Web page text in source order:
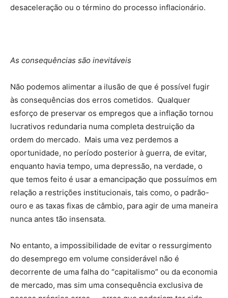
desaceleração ou o término do processo inflacionário.
As consequências são inevitáveis
Não podemos alimentar a ilusão de que é possível fugir
às consequências dos erros cometidos. Qualquer
esforço de preservar os empregos que a inflação tornou
lucrativos redundaria numa completa destruição da
ordem do mercado. Mais uma vez perdemos a
oportunidade, no período posterior à guerra, de evitar,
enquanto havia tempo, uma depressão, na verdade, o
que temos feito é usar a emancipação que possuímos em
relação a restrições institucionais, tais como, o padrão-
ouro e as taxas fixas de câmbio, para agir de uma maneira
nunca antes tão insensata.
No entanto, a impossibilidade de evitar o ressurgimento
do desemprego em volume considerável não é
decorrente de uma falha do “capitalismo” ou da economia
de mercado, mas sim uma consequência exclusiva de